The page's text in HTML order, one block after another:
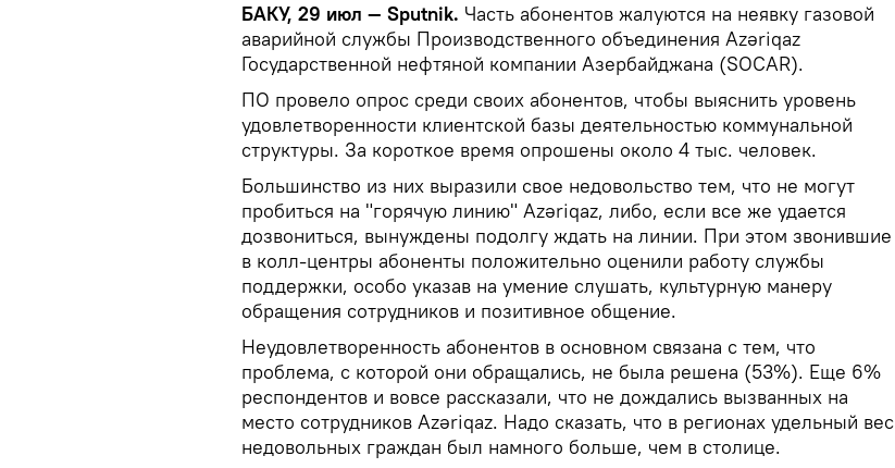
БАКУ, 29 июл — Sputnik. Часть абонентов жалуются на неявку газовой
аварийной службы Производственного объединения Azəriqaz
Государственной нефтяной компании Азербайджана (SOCAR).
ПО провело опрос среди своих абонентов, чтобы выяснить уровень
удовлетворенности клиентской базы деятельностью коммунальной
структуры. За короткое время опрошены около 4 тыс. человек.
Большинство из них выразили свое недовольство тем, что не могут
пробиться на "горячую линию" Azəriqaz, либо, если все же удается
дозвониться, вынуждены подолгу ждать на линии. При этом звонившие
в колл-центры абоненты положительно оценили работу службы
поддержки, особо указав на умение слушать, культурную манеру
обращения сотрудников и позитивное общение.
Неудовлетворенность абонентов в основном связана с тем, что
проблема, с которой они обращались, не была решена (53%). Еще 6%
респондентов и вовсе рассказали, что не дождались вызванных на
место сотрудников Azəriqaz. Надо сказать, что в регионах удельный вес
недовольных граждан был намного больше, чем в столице.